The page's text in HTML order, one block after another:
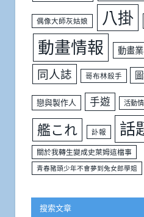
偶像大師灰姑娘 八掛
動畫情報 動畫
同人誌 哥布林殺手
戀與製作人 手遊 活動
艦これ 訃報 話
關於我轉生變成史萊姆這檔事
青春豬頭少年不會夢到兔女郎學姐
搜索文章